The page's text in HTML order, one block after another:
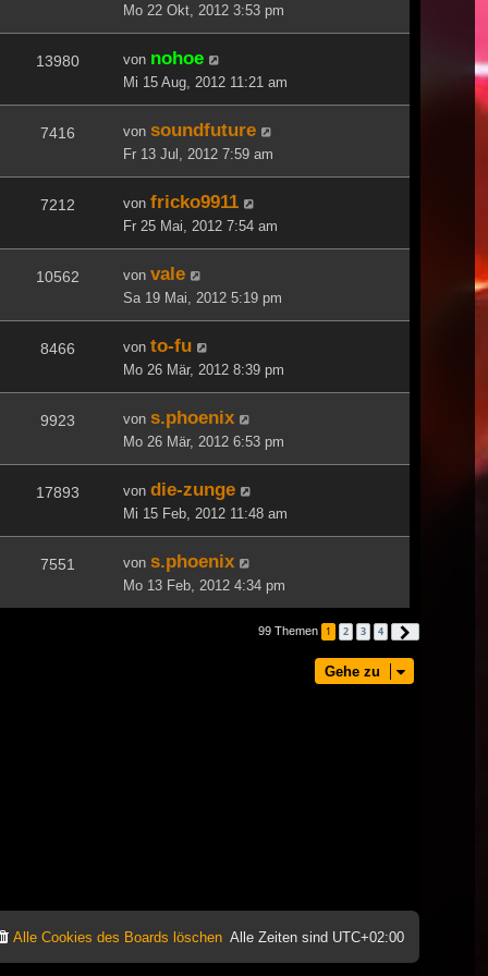
Mo 22 Okt, 2012 3:53 pm
13980 von nohoe
Mi 15 Aug, 2012 11:21 am
7416 von soundfuture
Fr 13 Jul, 2012 7:59 am
7212 von fricko9911
Fr 25 Mai, 2012 7:54 am
10562 von vale
Sa 19 Mai, 2012 5:19 pm
8466 von to-fu
Mo 26 Mär, 2012 8:39 pm
9923 von s.phoenix
Mo 26 Mär, 2012 6:53 pm
17893 von die-zunge
Mi 15 Feb, 2012 11:48 am
7551 von s.phoenix
Mo 13 Feb, 2012 4:34 pm
99 Themen 1 2 3 4
Gehe zu
Alle Zeiten sind UTC+02:00
Alle Cookies des Boards löschen